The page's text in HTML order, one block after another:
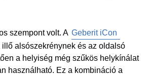
szempont volt. A Geberit iCon
illő alsószekrénynek és az oldalsó
a helyiség még szűkös helykínálat
használható. Ez a kombináció a